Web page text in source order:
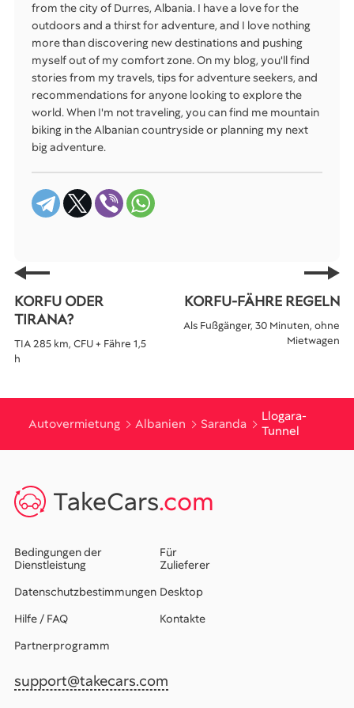
from the city of Durres, Albania. I have a love for the
outdoors and a thirst for adventure, and I love nothing
more than discovering new destinations and pushing
myself out of my comfort zone. On my blog, you'll find
stories from my travels, tips for adventure seekers, and
recommendations for anyone looking to explore the
world. When I'm not traveling, you can find me mountain
biking in the Albanian countryside or planning my next
big adventure.
KORFU ODER
TIRANA?
TIA 285 km, CFU + Fähre 1,5
h
KORFU-FÄHRE REGELN
Als Fußgänger, 30 Minuten, ohne
Mietwagen
Autovermietung Albanien Saranda
Llogara-
Tunnel
TakeCars.com
Bedingungen der
Dienstleistung
Datenschutzbestimmungen
Hilfe / FAQ
Partnerprogramm
Für
Zulieferer
Desktop
Kontakte
support@takecars.com